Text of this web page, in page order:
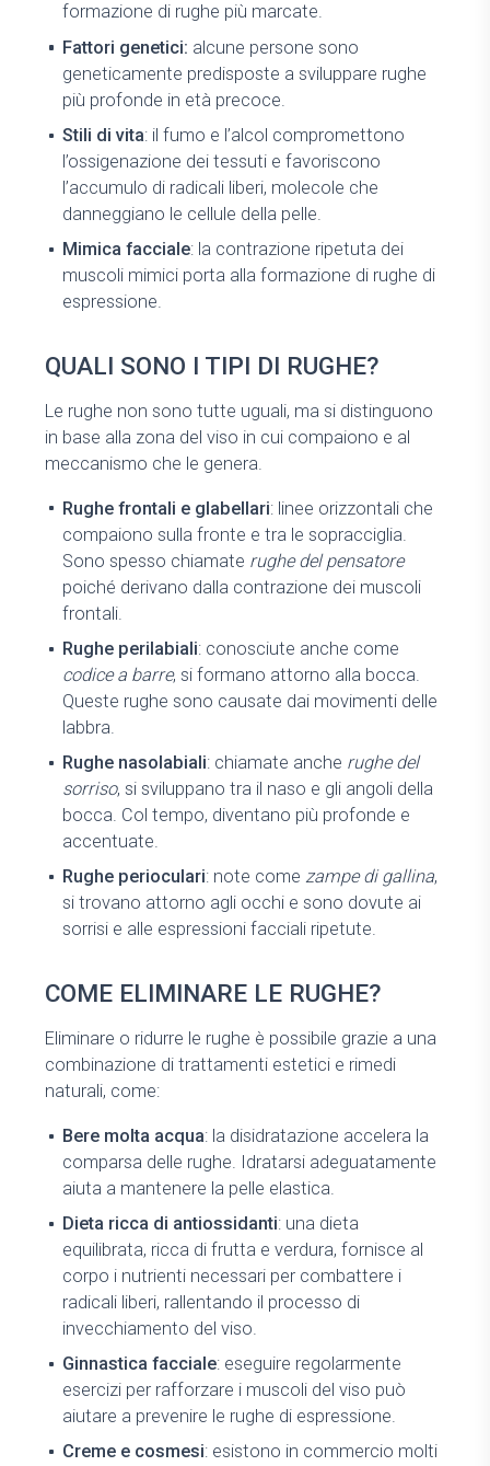
formazione di rughe più marcate.
Fattori genetici: alcune persone sono
geneticamente predisposte a sviluppare rughe
più profonde in età precoce.
Stili di vita: il fumo e l’alcol compromettono
l’ossigenazione dei tessuti e favoriscono
l’accumulo di radicali liberi, molecole che
danneggiano le cellule della pelle.
Mimica facciale: la contrazione ripetuta dei
muscoli mimici porta alla formazione di rughe di
espressione.
QUALI SONO I TIPI DI RUGHE?
Le rughe non sono tutte uguali, ma si distinguono
in base alla zona del viso in cui compaiono e al
meccanismo che le genera.
Rughe frontali e glabellari: linee orizzontali che
compaiono sulla fronte e tra le sopracciglia.
Sono spesso chiamate rughe del pensatore
poiché derivano dalla contrazione dei muscoli
frontali.
Rughe perilabiali: conosciute anche come
codice a barre, si formano attorno alla bocca.
Queste rughe sono causate dai movimenti delle
labbra.
Rughe nasolabiali: chiamate anche rughe del
sorriso, si sviluppano tra il naso e gli angoli della
bocca. Col tempo, diventano più profonde e
accentuate.
Rughe perioculari: note comezampe di gallina,
si trovano attorno agli occhi e sono dovute ai
sorrisi e alle espressioni facciali ripetute.
COME ELIMINARE LE RUGHE?
Eliminare o ridurre le rughe è possibile grazie a una
combinazione di trattamenti estetici e rimedi
naturali, come:
Bere molta acqua: la disidratazione accelera la
comparsa delle rughe. Idratarsi adeguatamente
aiuta a mantenere la pelle elastica.
Dieta ricca di antiossidanti: una dieta
equilibrata, ricca di frutta e verdura, fornisce al
corpo i nutrienti necessari per combattere i
radicali liberi, rallentando il processo di
invecchiamento del viso.
Ginnastica facciale: eseguire regolarmente
esercizi per rafforzare i muscoli del viso può
aiutare a prevenire le rughe di espressione.
Creme e cosmesi: esistono in commercio molti